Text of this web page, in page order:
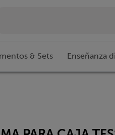
& Sets Enseñanza